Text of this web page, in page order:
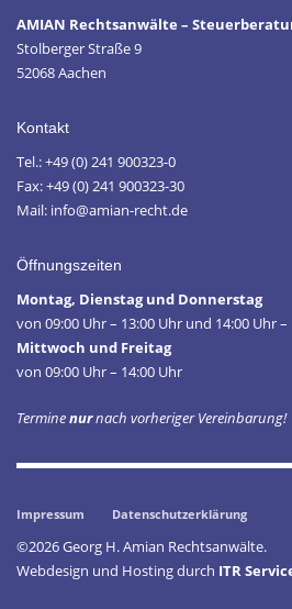
AMIAN Rechtsanwälte –
Stolberger Straße 9
52068 Aachen
Kontakt
Tel.: +49 (0) 241 900323-0
Fax: +49 (0) 241 900323-30
Mail: info@amian-recht.de
Öffnungszeiten
Montag, Dienstag und Donnerstag
von 09:00 Uhr – 13:00 Uhr und 14:00 Uhr –
Mittwoch und Freitag
von 09:00 Uhr – 14:00 Uhr
Terminenurnach vorheriger Vereinbarung!
Impressum Datenschutzerklärung
©2026 Georg H. Amian Rechtsanwälte.
Webdesign und Hosting durch ITR